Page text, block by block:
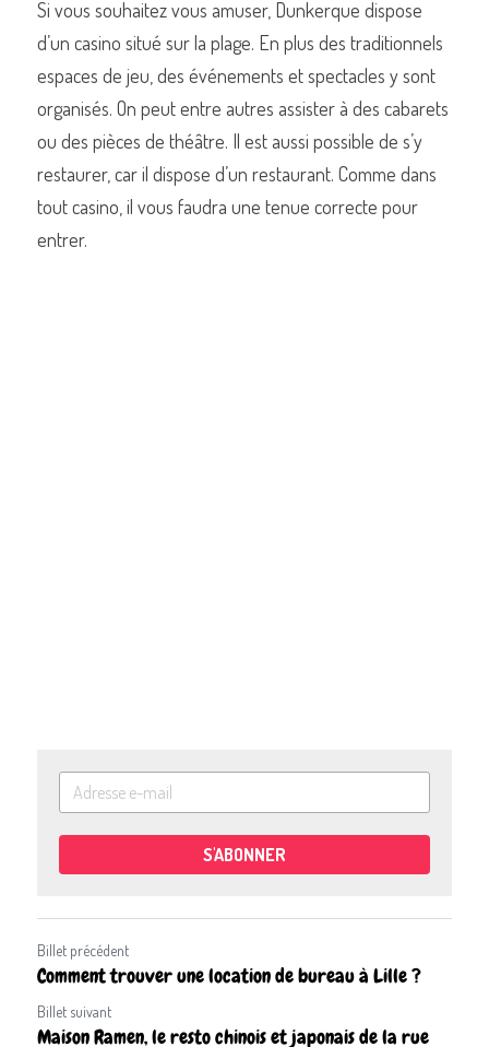
Si vous souhaitez vous amuser, Dunkerque dispose
d’un casino situé sur la plage. En plus des traditionnels
espaces de jeu, des événements et spectacles y sont
organisés. On peut entre autres assister à des cabarets
ou des pièces de théâtre. Il est aussi possible de s’y
restaurer, car il dispose d’un restaurant. Comme dans
tout casino, il vous faudra une tenue correcte pour
entrer.
S'ABONNER
Billet précédent
Comment trouver une location de bureau à Lille ?
Billet suivant
Maison Ramen, le resto chinois et japonais de la rue